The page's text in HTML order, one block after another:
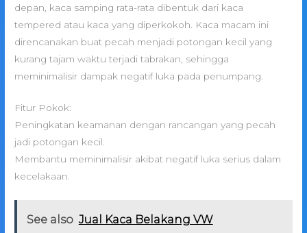
depan, kaca samping rata-rata dibentuk dari kaca
tempered atau kaca yang diperkokoh. Kaca macam ini
direncanakan buat pecah menjadi potongan kecil yang
kurang tajam waktu terjadi tabrakan, sehingga
meminimalisir dampak negatif luka pada penumpang.
Fitur Pokok:
Peningkatan keamanan dengan rancangan yang pecah
jadi potongan kecil.
Membantu meminimalisir akibat negatif luka serius dalam
kecelakaan.
See also Jual Kaca Belakang VW